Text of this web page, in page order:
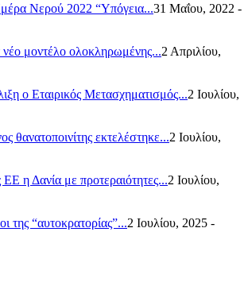
Νερού 2022 “Υπόγεια...31 Μαΐου, 2022 -
μοντέλο ολοκληρωμένης...2 Απριλίου,
ο Εταιρικός Μετασχηματισμός...2 Ιουλίου,
θανατοποινίτης εκτελέστηκε...2 Ιουλίου,
ΕΕ η Δανία με προτεραιότητες...2 Ιουλίου,
της “αυτοκρατορίας”...2 Ιουλίου, 2025 -